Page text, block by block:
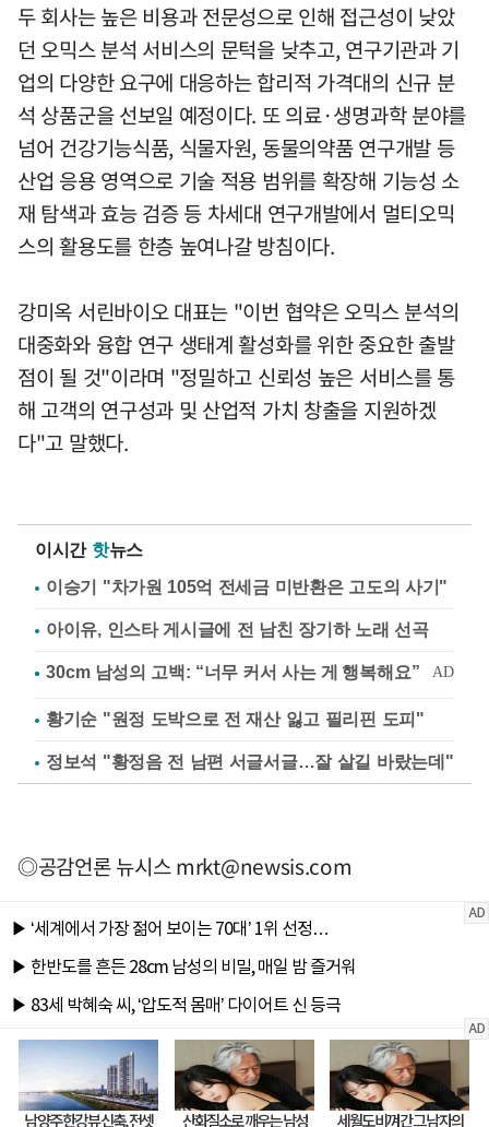
두 회사는 높은 비용과 전문성으로 인해 접근성이 낮았
던 오믹스 분석 서비스의 문턱을 낮추고, 연구기관과 기
업의 다양한 요구에 대응하는 합리적 가격대의 신규 분
석 상품군을 선보일 예정이다. 또 의료·생명과학 분야를
넘어 건강기능식품, 식물자원, 동물의약품 연구개발 등
산업 응용 영역으로 기술 적용 범위를 확장해 기능성 소
재 탐색과 효능 검증 등 차세대 연구개발에서 멀티오믹
스의 활용도를 한층 높여나갈 방침이다.
강미옥 서린바이오 대표는 "이번 협약은 오믹스 분석의
대중화와 융합 연구 생태계 활성화를 위한 중요한 출발
점이 될 것"이라며 "정밀하고 신뢰성 높은 서비스를 통
해 고객의 연구성과 및 산업적 가치 창출을 지원하겠
다"고 말했다.
이시간 핫뉴스
이승기 "차가원 105억 전세금 미반환은 고도의 사기"
아이유, 인스타 게시글에 전 남친 장기하 노래 선곡
황기순 "원정 도박으로 전 재산 잃고 필리핀 도피"
정보석 "황정음 전 남편 서글서글…잘 살길 바랐는데"
◎공감언론 뉴시스mrkt@newsis.com